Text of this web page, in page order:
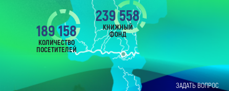
ЗАДАТЬ ВОПРОС
189 158
КОЛИЧЕСТВО
ПОСЕТИТЕЛЕЙ
239 558
КНИЖНЫЙ
ФОНД